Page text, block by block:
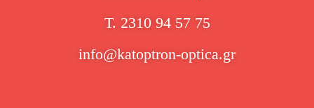
Τ. 2310 94 57 75
info@katoptron-optica.gr